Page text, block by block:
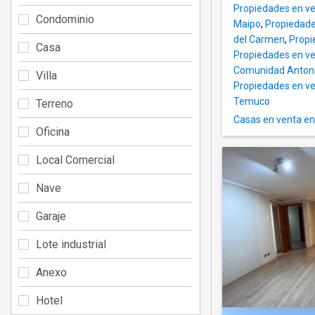
Propiedades en
Maipo,
del Carmen,
Propiedades en
Comunidad
Propiedades en
Temuco
Casas en venta
Condominio
Casa
Villa
Terreno
Oficina
Local Comercial
Nave
Garaje
Lote industrial
Anexo
Hotel